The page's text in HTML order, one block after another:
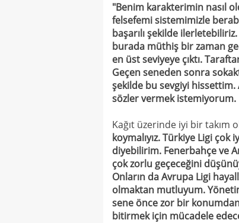
"Benim karakterimin nasıl
felsefemi sistemimizle
başarılı şekilde
burada müthiş bir zaman
en üst seviyeye çıktı.
Geçen seneden sonra
şekilde bu sevgiyi hissettim.
sözler vermek istemiyorum.
Kağıt üzerinde iyi bir takım
koymalıyız. Türkiye Ligi
diyebilirim. Fenerbahçe ve
çok zorlu geçeceğini
Onların da Avrupa Ligi
olmaktan mutluyum.
sene önce zor bir
bitirmek için mücadele